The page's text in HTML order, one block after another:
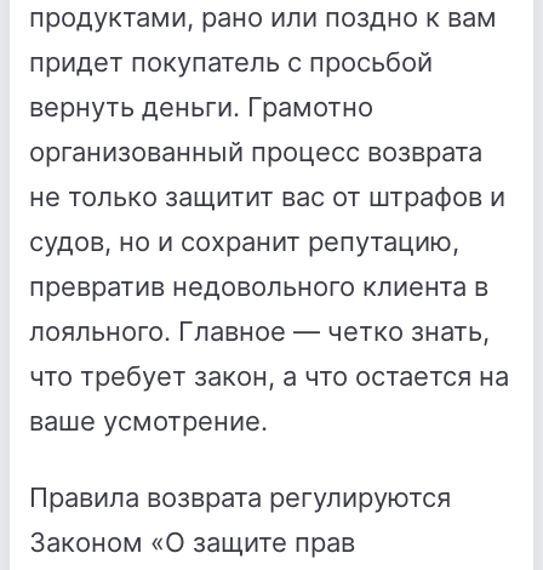
продуктами, рано или поздно к вам
придет покупатель с просьбой
вернуть деньги. Грамотно
организованный процесс возврата
не только защитит вас от штрафов и
судов, но и сохранит репутацию,
превратив недовольного клиента в
лояльного. Главное — четко знать,
что требует закон, а что остается на
ваше усмотрение.
Правила возврата регулируются
Законом «О защите прав